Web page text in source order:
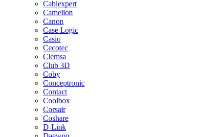
Cablexpert
Camelion
Canon
Case Logic
Casio
Cecotec
Clemsa
Club 3D
Coby
Conceptronic
Contact
Coolbox
Corsair
Coshare
D-Link